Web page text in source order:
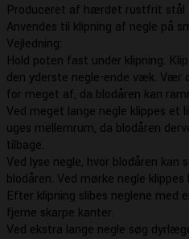
Produceret af hærdet rustfrit stål
Anvendes til klipning af negle på
Vejledning:
Hold poten fast under klipning.
den yderste negle-ende væk. Vær
for meget af, da blodåren kan
Ved meget lange negle klippes et
uges mellemrum, da blodåren
tilbage.
Ved lyse negle, hvor blodåren kan
blodåren. Ved mørke negle klippes
Efter klipning slibes neglene med
fjerne skarpe kanter.
Ved ekstra lange negle søg